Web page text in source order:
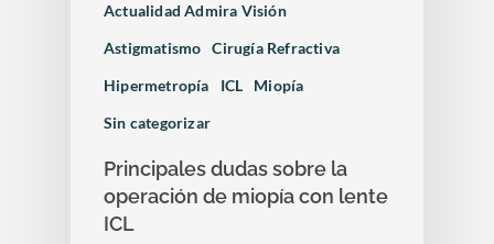
Actualidad Admira Visión
Astigmatismo
Cirugía Refractiva
Hipermetropía
ICL
Miopía
Sin categorizar
Principales dudas sobre la
operación de miopía con lente
ICL